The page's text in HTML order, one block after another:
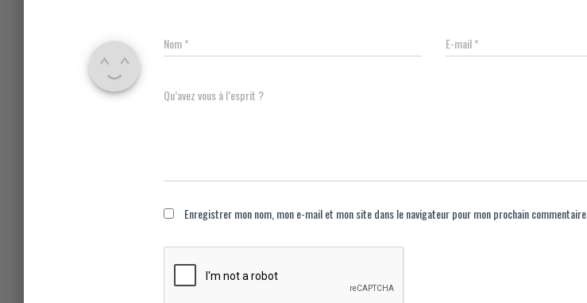
Nom* E-mail*
Qu’avez vous à l’esprit ?
Enregistrer mon nom, mon e-mail et mon site dans le navigateur pour mon prochain commentaire.